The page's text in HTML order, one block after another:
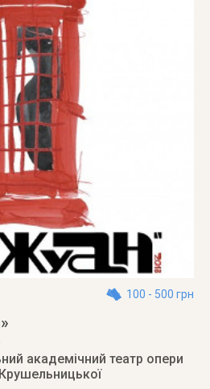
100 - 500 грн
академічний театр опери